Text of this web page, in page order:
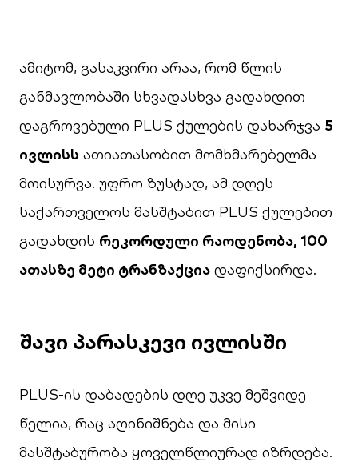
ამიტომ, გასაკვირი არაა, რომ წლის
განმავლობაში სხვადასხვა გადახდით
დაგროვებული PLUS ქულების დახარჯვა 5
ივლისს ათიათასობით მომხმარებელმა
მოისურვა. უფრო ზუსტად, ამ დღეს
საქართველოს მასშტაბით PLUS ქულებით
გადახდის რეკორდული რაოდენობა, 100
ათასზე მეტი ტრანზაქცია დაფიქსირდა.
შავი პარასკევი ივლისში
PLUS-ის დაბადების დღე უკვე მეშვიდე
წელია, რაც აღინიშნება და მისი
მასშტაბურობა ყოველწლიურად იზრდება.